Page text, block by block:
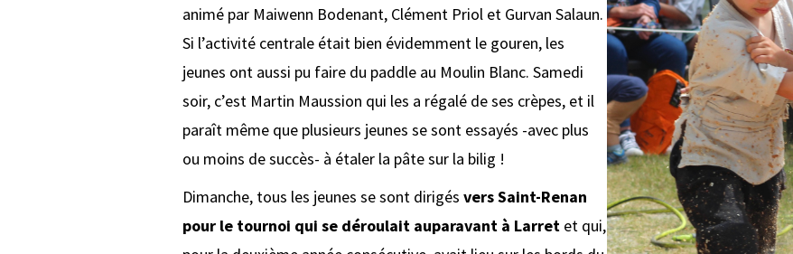
animé par Maiwenn Bodenant, Clément Priol et Gurvan Salaun.
Si l’activité centrale était bien évidemment le gouren, les
jeunes ont aussi pu faire du paddle au Moulin Blanc. Samedi
soir, c’est Martin Maussion qui les a régalé de ses crèpes, et il
paraît même que plusieurs jeunes se sont essayés -avec plus
ou moins de succès- à étaler la pâte sur la bilig !
Dimanche, tous les jeunes se sont dirigés vers Saint-Renan
pour le tournoi qui se déroulait auparavant à Larret et qui,